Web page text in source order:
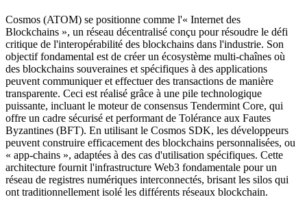
Cosmos (ATOM) se positionne comme l'« Internet des
Blockchains », un réseau décentralisé conçu pour résoudre le défi
critique de l'interopérabilité des blockchains dans l'industrie. Son
objectif fondamental est de créer un écosystème multi-chaînes où
des blockchains souveraines et spécifiques à des applications
peuvent communiquer et effectuer des transactions de manière
transparente. Ceci est réalisé grâce à une pile technologique
puissante, incluant le moteur de consensus Tendermint Core, qui
offre un cadre sécurisé et performant de Tolérance aux Fautes
Byzantines (BFT). En utilisant le Cosmos SDK, les développeurs
peuvent construire efficacement des blockchains personnalisées, ou
« app-chains », adaptées à des cas d'utilisation spécifiques. Cette
architecture fournit l'infrastructure Web3 fondamentale pour un
réseau de registres numériques interconnectés, brisant les silos qui
ont traditionnellement isolé les différents réseaux blockchain.